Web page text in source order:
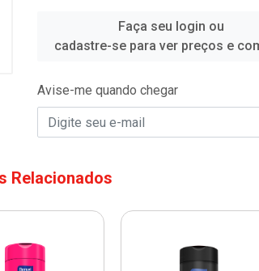
Faça seu login ou
cadastre-se para ver preços e
Avise-me quando chegar
Relacionados